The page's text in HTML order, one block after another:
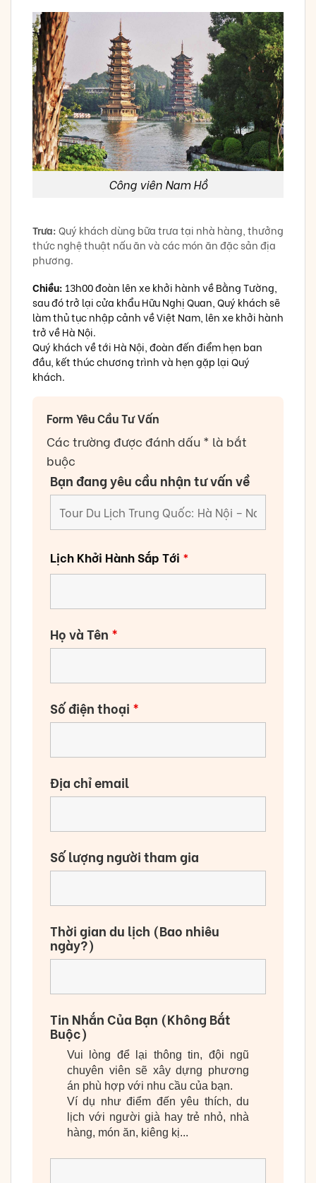
Công viên Nam Hồ
Trưa:Quý khách dùng bữa trưa tại nhà hàng, thưởng
thức nghệ thuật nấu ăn và các món ăn đặc sản địa
phương.
Chiều: 13h00 đoàn lên xe khởi hành về Bằng Tường,
sau đó trở lại cửa khẩu Hữu Nghị Quan, Quý khách sẽ
làm thủ tục nhập cảnh về Việt Nam, lên xe khởi hành
trở về Hà Nội.
Quý khách về tới Hà Nội, đoàn đến điểm hẹn ban
đầu, kết thúc chương trình và hẹn gặp lại Quý
khách.
Form Yêu Cầu Tư Vấn
Các trường được đánh dấu * là bắt
buộc
Bạn đang yêu cầu nhận tư vấn về
Lịch Khởi Hành Sắp Tới *
Họ và Tên *
Số điện thoại *
Địa chỉ email
Số lượng người tham gia
Thời gian du lịch (Bao nhiêu
ngày?)
Tin Nhắn Của Bạn (Không Bắt
Buộc)
Vui lòng để lại thông tin, đội ngũ
chuyên viên sẽ xây dựng phương
án phù hợp với nhu cầu của bạn.
Ví dụ như điểm đến yêu thích, du
lịch với người già hay trẻ nhỏ, nhà
hàng, món ăn, kiêng kị...